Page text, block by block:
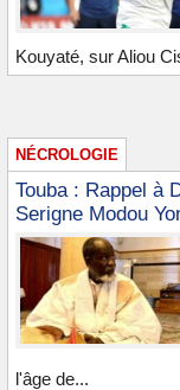
Kouyaté, sur Aliou
NÉCROLOGIE
Touba : Rappel à
Serigne Modou
l'âge de...